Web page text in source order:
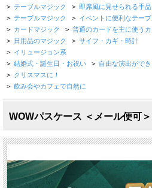
> テーブルマジック > 即席風に見せられる手品
> テーブルマジック > イベントに便利なテー
> カードマジック > 普通のカードを主に使う
> 日用品のマジック > サイフ・カギ・時計
> イリュージョン系
> 結婚式・誕生日・お祝い > 自由な演出がで
> クリスマスに！
> 飲み会やカフェで自然に
WOWパスケース ＜メール便可＞